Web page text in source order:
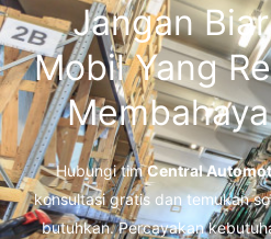
Jangan
Mobil Yang
Hubungi timCentral
konsultasi gratis dan temukan
butuhkan. Percayakan